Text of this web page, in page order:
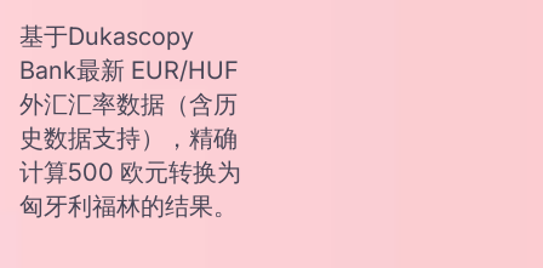
基于Dukascopy
Bank最新 EUR/HUF
外汇汇率数据（含历
史数据支持），精确
计算500 欧元转换为
匈牙利福林的结果。